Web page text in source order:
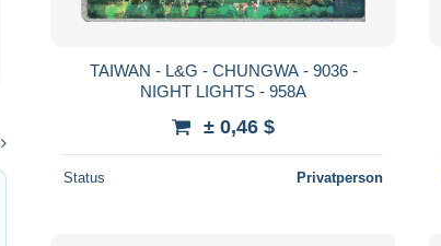
TAIWAN - L&G - CHUNGWA - 9036 -
NIGHT LIGHTS - 958A
± 0,46 $
Status Privatperson